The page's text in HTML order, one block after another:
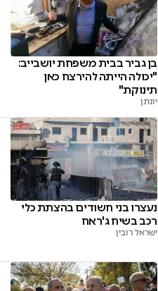
בן גביר בבית משפחת יושבייב:
"יכולה הייתה להירצח כאן
תינוקת"
יונתן
נעצרו בני חשודים בהצתת כלי
רכב בשיח ג'ראח
ישראל רובין